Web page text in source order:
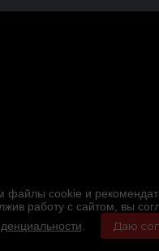
файлы cookie и
работу с сайтом, вы
Даю